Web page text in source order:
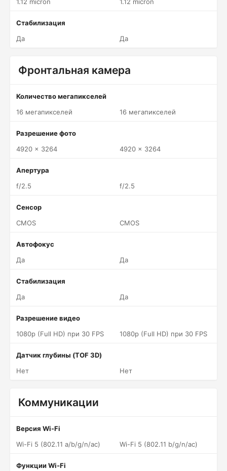
Стабилизация
Да
Да
Фронтальная камера
Количество мегапикселей
16 мегапикселей
16 мегапикселей
Разрешение фото
4920 x 3264
4920 x 3264
Апертура
f/2.5
f/2.5
Сенсор
CMOS
CMOS
Автофокус
Да
Да
Стабилизация
Да
Да
Разрешение видео
1080p (Full HD) при 30 FPS
1080p (Full HD) при 30 FPS
Датчик глубины (TOF 3D)
Нет
Нет
Коммуникации
Версия Wi-Fi
Wi-Fi 5 (802.11 a/b/g/n/ac)
Wi-Fi 5 (802.11 b/g/n/ac)
Функции Wi-Fi